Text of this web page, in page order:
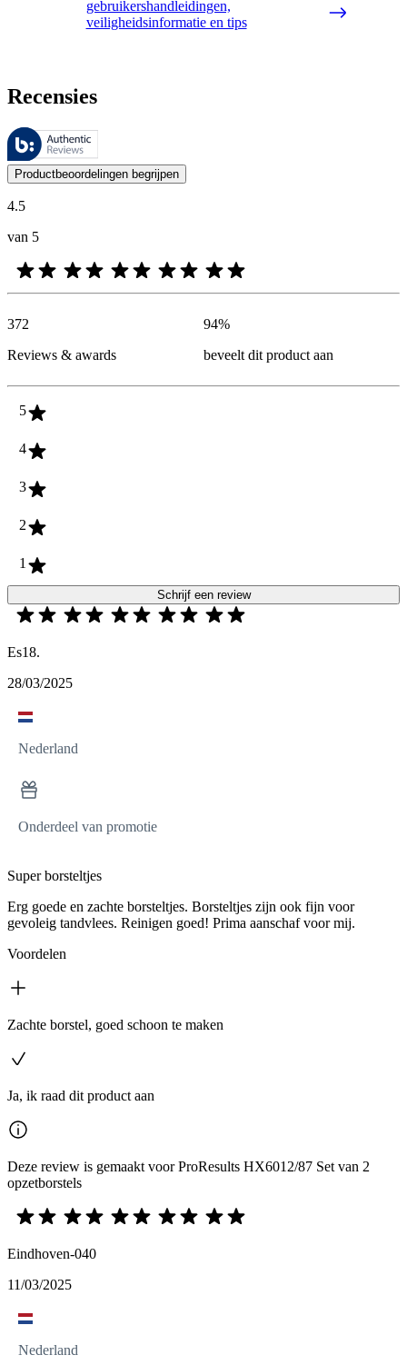
gebruikershandleidingen,
veiligheidsinformatie en tips
Recensies
Deze beoordelingen worden beheerd door Bazaarvoice en voldoen
De mening van onze klanten is nuttig voor iedereen, of het nu een
Productbeoordelingen begrijpen
4.5
van 5
372
Reviews & awards
94%
beveelt dit product aan
5
4
3
2
1
Schrijf een review
Es18.
28/03/2025
Nederland
Onderdeel van promotie
Super borsteltjes
Erg goede en zachte borsteltjes. Borsteltjes zijn ook fijn voor
gevoleig tandvlees. Reinigen goed! Prima aanschaf voor mij.
Voordelen
Zachte borstel, goed schoon te maken
Ja, ik raad dit product aan
Deze review is gemaakt voor ProResults HX6012/87 Set van 2
opzetborstels
Eindhoven-040
11/03/2025
Nederland